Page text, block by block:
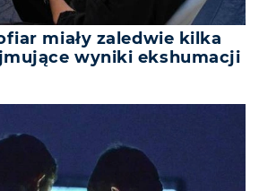
miały zaledwie kilka
wyniki ekshumacji